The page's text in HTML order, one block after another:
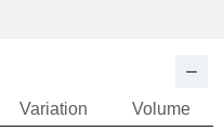
Variation
Volume